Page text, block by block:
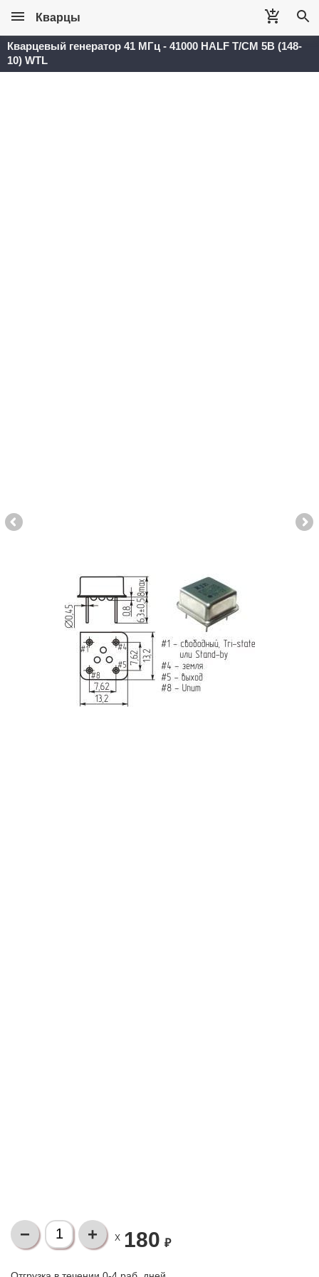
Кварцы
Кварцевый генератор 41 МГц - 41000 HALF T/CM 5В (148-
10) WTL
X 180 ₽